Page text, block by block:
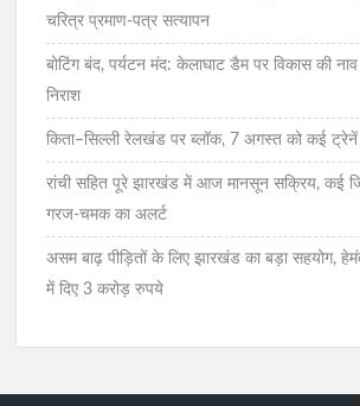
चरित्र प्रमाण-पत्र सत्यापन
बोटिंग बंद, पर्यटन मंद: केलाघाट डैम पर विकास की नाव
निराश
किता–सिल्ली रेलखंड पर ब्लॉक, 7 अगस्त को कई ट्रेनें
रांची सहित पूरे झारखंड में आज मानसून सक्रिय, कई
गरज-चमक का अलर्ट
असम बाढ़ पीड़ितों के लिए झारखंड का बड़ा सहयोग,
में दिए 3 करोड़ रुपये